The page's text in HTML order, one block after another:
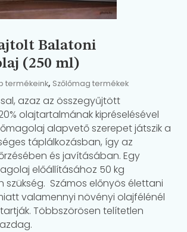
Balatoni
(250 ml)
termékeink, Szőlőmag termékek
azaz az összegyűjtött
olajtartalmának kipréselésével
alapvető szerepet játszik a
táplálkozásban, így az
és javításában. Egy
előállításához 50 kg
szükség. Számos előnyös élettani
valamennyi növényi olajfélénél
Többszörösen telítetlen